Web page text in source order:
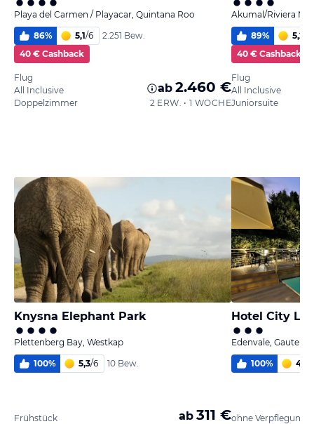
Playa del Carmen / Playacar, Quintana Roo
86% 5,1/6
2.251 Bew.
40 € Cashback
Flug
All Inclusive
Doppelzimmer
ab 2.460 €
2 ERW. • 1 WOCHE
Akumal/Riviera
89% 5,2
40 € Cashback
Flug
All Inclusive
Juniorsuite
Knysna Elephant Park
Plettenberg Bay, Westkap
100% 5,3/6 10 Bew.
Frühstück
ab 311 €
Edenvale, Gauteng
100% 4,4
ohne Verpflegung